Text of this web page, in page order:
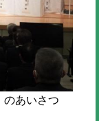
のあいさつ